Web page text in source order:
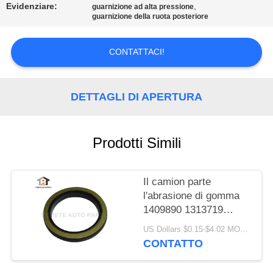
MAPPA
DEL
SITO
Evidenziare: guarnizione ad alta pressione,
guarnizione della ruota posteriore
CONTATTACI!
DETTAGLI DI APERTURA
Prodotti Simili
Il camion parte
l'abrasione di gomma
1409890 1313719
resistenti di
invecchiamento
US Dollars $0.15-$4.02 MOQ:10PCS
CONTATTO